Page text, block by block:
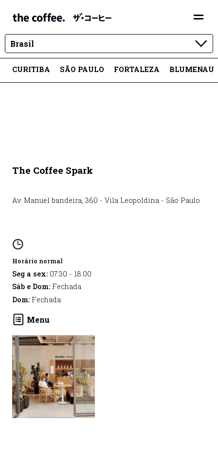
Brasil
CURITIBA SÃO PAULO FORTALEZA BLUMENAU
The Coffee Spark
Av. Manuel bandeira, 360 - Vila Leopoldina - São Paulo
Horário normal
Seg a sex: 07:30 - 18:00
Sáb e Dom: Fechada
Dom: Fechada
Menu